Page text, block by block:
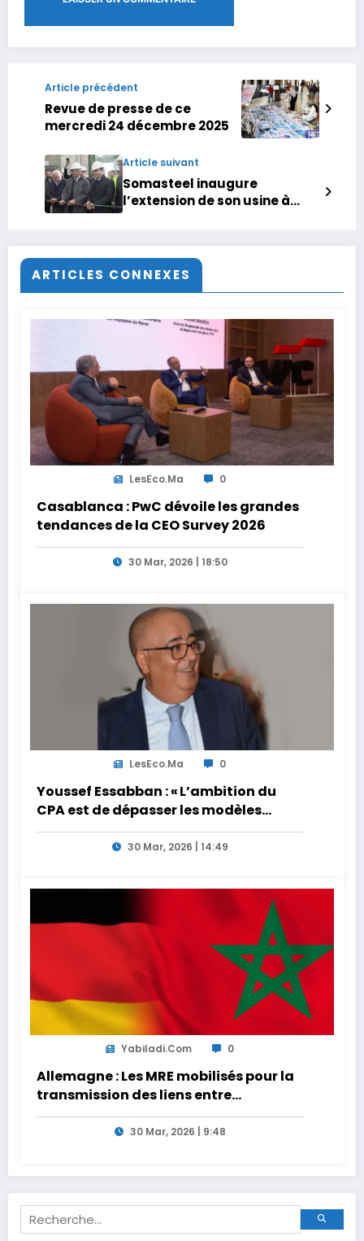
Article précédent
Revue de presse de ce
mercredi 24 décembre 2025
Article suivant
Somasteel inaugure
l’extension de son usine à
ARTICLES CONNEXES
LesEco.ma 0
Casablanca : PwC dévoile les grandes
tendances de la CEO Survey 2026
30 Mar, 2026 | 18:50
LesEco.ma 0
Youssef Essabban : « L’ambition du
CPA est de dépasser les modèles
traditionnels et académiques de
formation en s’appuyant sur le
30 Mar, 2026 | 14:49
Yabiladi.com 0
Allemagne : Les MRE mobilisés pour la
transmission des liens entre
générations
30 Mar, 2026 | 9:48